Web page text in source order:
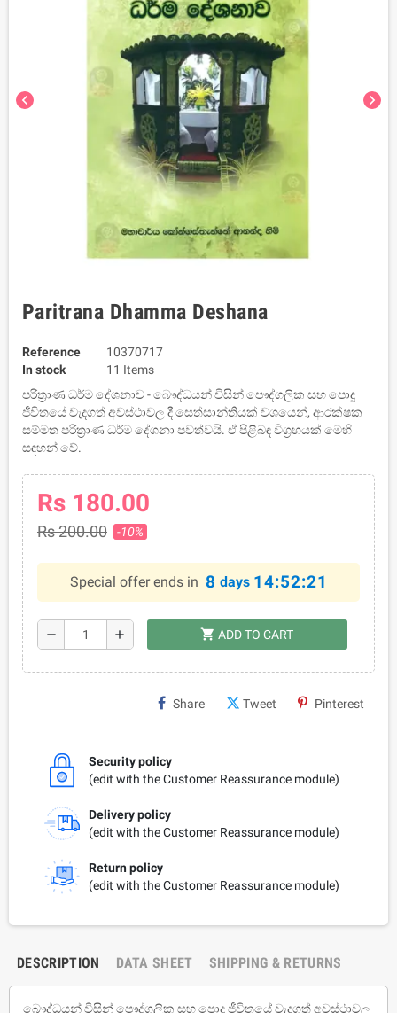
chevron_left chevron_right
Paritrana Dhamma Deshana
Reference
10370717
In stock
11 Items
පරිත්‍රාණ ධර්ම දේශනාව - බෞද්ධයන් විසින් පෞද්ගලික සහ පොදු
ජීවිතයේ වැදගත් අවස්ථාවල දී සෙත්සාන්තියක් වශයෙන්, ආරක්ෂක
සම්මත පරිත්‍රාණ ධර්ම දේශනා පවත්වයි. ඒ පිළිබඳ විග්‍රහයක් මෙහි
සඳහන් වේ.
Rs 180.00
Rs 200.00 -10%
Special offer ends in 8 days 14:52:21
remove add shopping_cart ADD TO CART
Share Tweet Pinterest
Security policy
(edit with the Customer Reassurance module)
Delivery policy
(edit with the Customer Reassurance module)
Return policy
(edit with the Customer Reassurance module)
DESCRIPTION DATA SHEET SHIPPING & RETURNS
බෞද්ධයන් විසින් පෞද්ගලික සහ පොදු ජීවිතයේ වැදගත් අවස්ථාවල